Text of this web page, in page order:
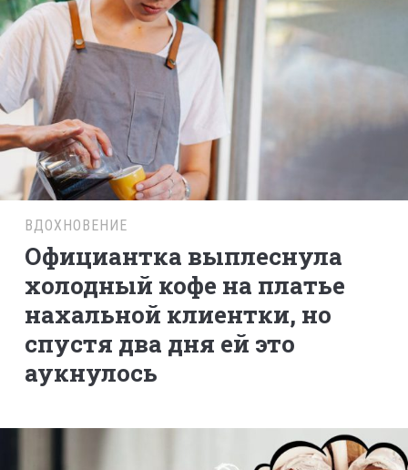
ВДОХНОВЕНИЕ
Официантка выплеснула
холодный кофе на платье
нахальной клиентки, но
спустя два дня ей это
аукнулось